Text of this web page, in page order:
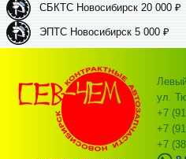
СБКТС Новосибирск 20 000 ₽
ЭПТС Новосибирск 5 000 ₽
ул.
+7
+7
+7